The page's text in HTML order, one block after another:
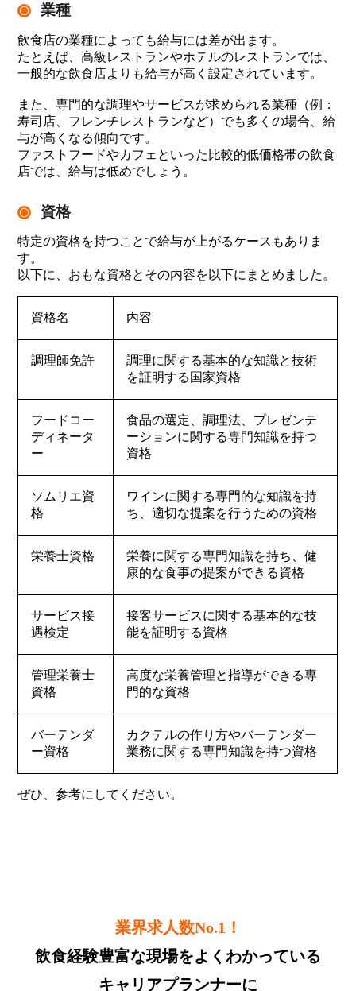
業種
飲食店の業種によっても給与には差が出ます。
たとえば、高級レストランやホテルのレストランでは、
一般的な飲食店よりも給与が高く設定されています。
また、専門的な調理やサービスが求められる業種（例：
寿司店、フレンチレストランなど）でも多くの場合、給
与が高くなる傾向です。
ファストフードやカフェといった比較的低価格帯の飲食
店では、給与は低めでしょう。
資格
特定の資格を持つことで給与が上がるケースもありま
す。
以下に、おもな資格とその内容を以下にまとめました。
資格名 内容
調理師免許
調理に関する基本的な知識と技術
を証明する国家資格
フードコー
ディネータ
ー
食品の選定、調理法、プレゼンテ
ーションに関する専門知識を持つ
資格
ソムリエ資
格
ワインに関する専門的な知識を持
ち、適切な提案を行うための資格
栄養士資格
栄養に関する専門知識を持ち、健
康的な食事の提案ができる資格
サービス接
遇検定
接客サービスに関する基本的な技
能を証明する資格
管理栄養士
資格
高度な栄養管理と指導ができる専
門的な資格
バーテンダ
ー資格
カクテルの作り方やバーテンダー
業務に関する専門知識を持つ資格
ぜひ、参考にしてください。
業界求人数No.1！
飲食経験豊富な現場をよくわかっている
キャリアプランナーに